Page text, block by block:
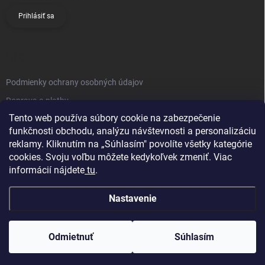
Tento web používa súbory cookie na zabezpečenie
funkčnosti obchodu, analýzu návštevnosti a personalizáciu
reklamy. Kliknutím na „Súhlasím" povolíte všetky kategórie
cookies. Svoju voľbu môžete kedykoľvek zmeniť. Viac
informácií nájdete tu.
Nastavenie
Odmietnuť Súhlasím
Prihlásiť sa
Podmienky ochrany osobných údajov
Doprava a platby
Obchodné podmienky
Reklamačný poriadok
Vrátenie tovaru
Kontakty
Copyright 2026Knifestore . Všetky práva vyhradené. Upraviť nastavenie